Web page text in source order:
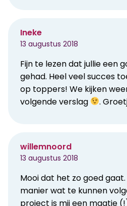
Ineke
13 augustus 2018
Fijn te lezen dat jullie een
gehad. Heel veel succes
op toppers! We kijken
volgende verslag
.
willemnoord
13 augustus 2018
Mooi dat het zo goed
manier wat te kunnen
project is mij een maatje